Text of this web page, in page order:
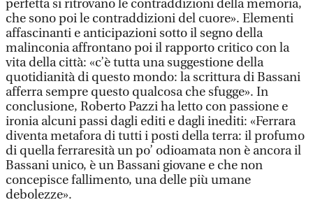
perfetta si ritrovano le contraddizioni della memoria,
che sono poi le contraddizioni del cuore». Elementi
affascinanti e anticipazioni sotto il segno della
malinconia affrontano poi il rapporto critico con la
vita della città: «c’è tutta una suggestione della
quotidianità di questo mondo: la scrittura di Bassani
afferra sempre questo qualcosa che sfugge». In
conclusione, Roberto Pazzi ha letto con passione e
ironia alcuni passi dagli editi e dagli inediti: «Ferrara
diventa metafora di tutti i posti della terra: il profumo
di quella ferraresità un po’ odioamata non è ancora il
Bassani unico, è un Bassani giovane e che non
concepisce fallimento, una delle più umane
debolezze».